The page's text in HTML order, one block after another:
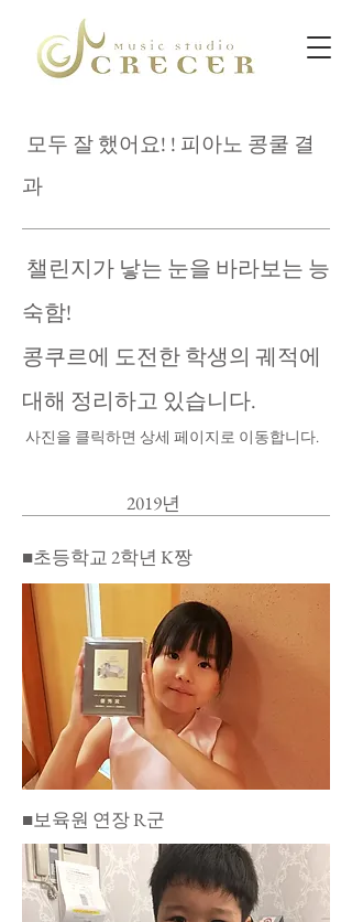
​ 모두 잘 했어요! ! 피아노 콩쿨 결
과
​ 챌린지가 낳는 눈을 바라보는 능
숙함!
콩쿠르에 도전한 학생의 궤적에
대해 정리하고 있습니다.
​ 사진을 클릭하면 상세 페이지로 이동합니다.
​2019년
​■초등학교 2학년 K짱
​■보육원 연장 R군